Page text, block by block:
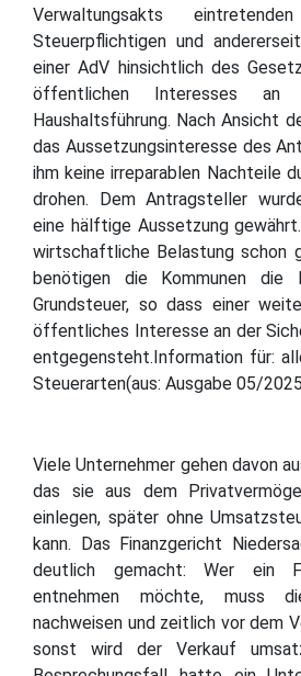
Verwaltungsakts
Steuerpflichtigen und
einer AdV hinsichtlich des
öffentlichen Interesses an
Haushaltsführung. Nach Ansicht
das Aussetzungsinteresse des
ihm keine irreparablen Nachteile
drohen. Dem Antragsteller
eine hälftige Aussetzung
wirtschaftliche Belastung schon
benötigen die Kommunen die
Grundsteuer, so dass einer
öffentliches Interesse an der
entgegensteht.Information für:
Steuerarten(aus: Ausgabe 05/
Viele Unternehmer gehen davon
das sie aus dem
einlegen, später ohne
kann. Das Finanzgericht
deutlich gemacht: Wer ein
entnehmen möchte, muss
nachweisen und zeitlich vor dem
sonst wird der Verkauf